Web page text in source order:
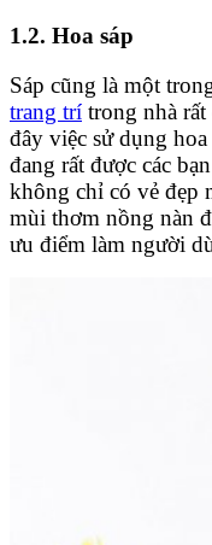
1.2. Hoa sáp
Sáp cũng là một
trang trí trong nhà
đây việc sử dụng
đang rất được các
không chỉ có vẻ đẹp
mùi thơm nồng nàn
ưu điểm làm người